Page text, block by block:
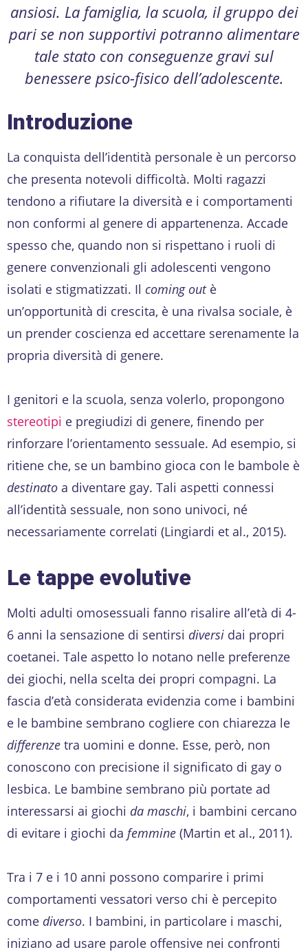
ansiosi. La famiglia, la scuola, il gruppo dei
pari se non supportivi potranno alimentare
tale stato con conseguenze gravi sul
benessere psico-fisico dell’adolescente.
Introduzione
La conquista dell’identità personale è un percorso
che presenta notevoli difficoltà. Molti ragazzi
tendono a rifiutare la diversità e i comportamenti
non conformi al genere di appartenenza. Accade
spesso che, quando non si rispettano i ruoli di
genere convenzionali gli adolescenti vengono
isolati e stigmatizzati. Il coming outè
un’opportunità di crescita, è una rivalsa sociale, è
un prender coscienza ed accettare serenamente la
propria diversità di genere.
I genitori e la scuola, senza volerlo, propongono
stereotipi e pregiudizi di genere, finendo per
rinforzare l’orientamento sessuale. Ad esempio, si
ritiene che, se un bambino gioca con le bambole è
destinato a diventare gay. Tali aspetti connessi
all’identità sessuale, non sono univoci, né
necessariamente correlati (Lingiardi et al., 2015).
Le tappe evolutive
Molti adulti omosessuali fanno risalire all’età di 4-
6 anni la sensazione di sentirsi diversi dai propri
coetanei. Tale aspetto lo notano nelle preferenze
dei giochi, nella scelta dei propri compagni. La
fascia d’età considerata evidenzia come i bambini
e le bambine sembrano cogliere con chiarezza le
differenze tra uomini e donne. Esse, però, non
conoscono con precisione il significato di gay o
lesbica. Le bambine sembrano più portate ad
interessarsi ai giochi da maschi, i bambini cercano
di evitare i giochi da femmine (Martin et al., 2011).
Tra i 7 e i 10 anni possono comparire i primi
comportamenti vessatori verso chi è percepito
come diverso. I bambini, in particolare i maschi,
iniziano ad usare parole offensive nei confronti